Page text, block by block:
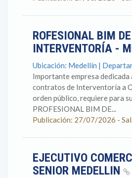
ROFESIONAL BIM DE
INTERVENTORÍA -
Ubicación: Medellín |
Importante empresa dedicada
contratos de Interventoría a
orden público, requiere para
PROFESIONAL BIM DE...
Publicación: 27/07/2026 -
EJECUTIVO
SENIOR MEDELLIN